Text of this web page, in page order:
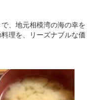
、地元相模湾の海の幸を
理を、リーズナブルな価